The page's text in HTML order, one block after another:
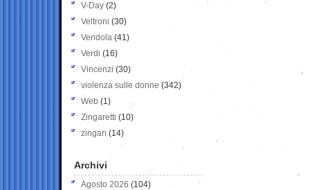
V-Day (2)
Veltroni (30)
Vendola (41)
Verdi (16)
Vincenzi (30)
violenza sulle donne (342)
Web (1)
Zingaretti (10)
zingari (14)
Archivi
Agosto 2026 (104)